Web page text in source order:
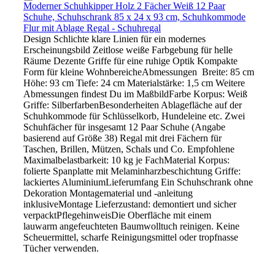
Moderner Schuhkipper Holz 2 Fächer Weiß 12 Paar
Schuhe, Schuhschrank 85 x 24 x 93 cm, Schuhkommode
Flur mit Ablage Regal - Schuhregal
Design Schlichte klare Linien für ein modernes
Erscheinungsbild Zeitlose weiße Farbgebung für helle
Räume Dezente Griffe für eine ruhige Optik Kompakte
Form für kleine WohnbereicheAbmessungen Breite: 85 cm
Höhe: 93 cm Tiefe: 24 cm Materialstärke: 1,5 cm Weitere
Abmessungen findest Du im MaßbildFarbe Korpus: Weiß
Griffe: SilberfarbenBesonderheiten Ablagefläche auf der
Schuhkommode für Schlüsselkorb, Hundeleine etc. Zwei
Schuhfächer für insgesamt 12 Paar Schuhe (Angabe
basierend auf Größe 38) Regal mit drei Fächern für
Taschen, Brillen, Mützen, Schals und Co. Empfohlene
Maximalbelastbarkeit: 10 kg je FachMaterial Korpus:
folierte Spanplatte mit Melaminharzbeschichtung Griffe:
lackiertes AluminiumLieferumfang Ein Schuhschrank ohne
Dekoration Montagematerial und -anleitung
inklusiveMontage Lieferzustand: demontiert und sicher
verpacktPflegehinweisDie Oberfläche mit einem
lauwarm angefeuchteten Baumwolltuch reinigen. Keine
Scheuermittel, scharfe Reinigungsmittel oder tropfnasse
Tücher verwenden.